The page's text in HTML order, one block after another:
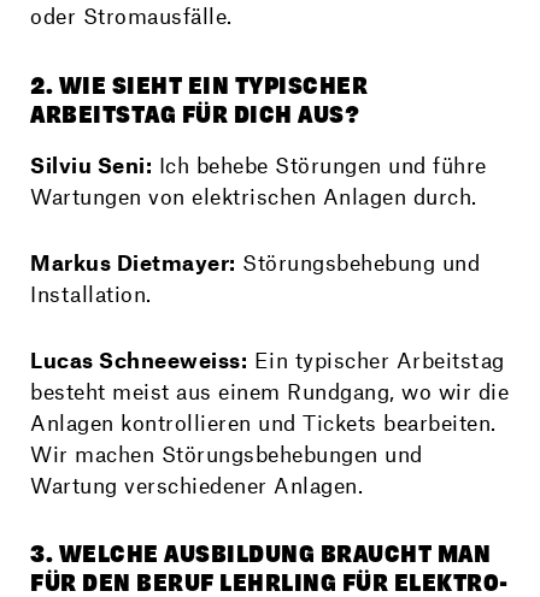
oder Stromausfälle.
2. WIE SIEHT EIN TYPISCHER
ARBEITSTAG FÜR DICH AUS?
Silviu Seni: Ich behebe Störungen und führe
Wartungen von elektrischen Anlagen durch.
Markus Dietmayer: Störungsbehebung und
Installation.
Lucas Schneeweiss: Ein typischer Arbeitstag
besteht meist aus einem Rundgang, wo wir die
Anlagen kontrollieren und Tickets bearbeiten.
Wir machen Störungsbehebungen und
Wartung verschiedener Anlagen.
3. WELCHE AUSBILDUNG BRAUCHT MAN
FÜR DEN BERUF LEHRLING FÜR ELEKTRO-